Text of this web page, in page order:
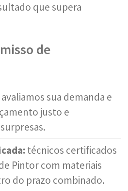
que supera
de
avaliamos sua demanda e
justo e
técnicos certificados
Pintor com materiais
do prazo combinado.